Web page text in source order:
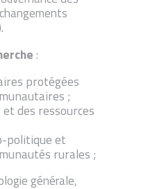
:
protégées
;
des ressources
politique et
rurales ;
générale,